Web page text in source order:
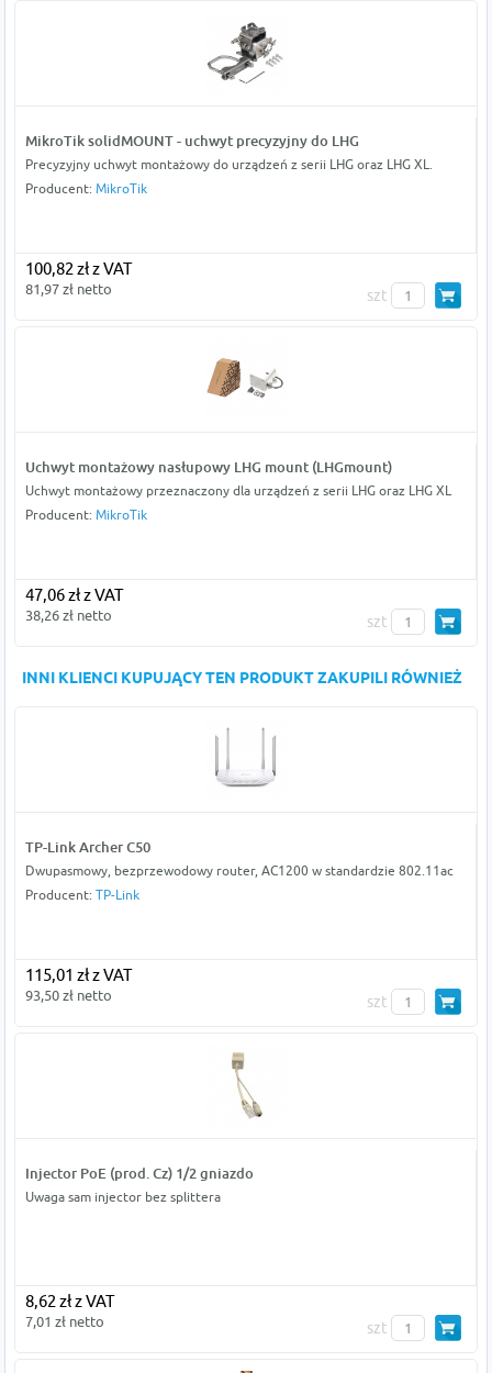
MikroTik solidMOUNT - uchwyt precyzyjny do LHG
Precyzyjny uchwyt montażowy do urządzeń z serii LHG oraz LHG XL.
Producent: MikroTik
100,82 zł z VAT
81,97 zł netto szt
Uchwyt montażowy nasłupowy LHG mount (LHGmount)
Uchwyt montażowy przeznaczony dla urządzeń z serii LHG oraz LHG XL
Producent: MikroTik
47,06 zł z VAT
38,26 zł netto szt
INNI KLIENCI KUPUJĄCY TEN PRODUKT ZAKUPILI RÓWNIEŻ
TP-Link Archer C50
Dwupasmowy, bezprzewodowy router, AC1200 w standardzie 802.11ac
Producent: TP-Link
115,01 zł z VAT
93,50 zł netto szt
Injector PoE (prod. Cz) 1/2 gniazdo
Uwaga sam injector bez splittera
8,62 zł z VAT
7,01 zł netto szt